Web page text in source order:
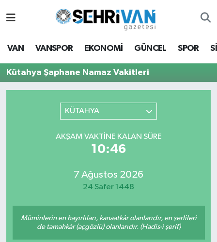
VAN VANSPOR EKONOMİ GÜNCEL SPOR
Kütahya Şaphane Namaz Vakitleri
KÜTAHYA
AKŞAM VAKTİNE KALAN SÜRE
10:46
7 Ağustos 2026
24 Safer 1448
Müminlerin en hayırlıları, kanaatkâr olanlarıdır, en şerlileri
de tamahkâr (açgözlü) olanlarıdır. (Hadis-i şerif)
Van Hava Durumu
Van Trafik Yoğunluk Haritası
Süper Lig Puan Durumu ve Fikstür
Son Dakika Haberleri